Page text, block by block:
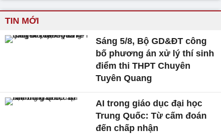
TIN MỚI
Sáng 5/8, Bộ GD&ĐT công
bố phương án xử lý thí sinh
điểm thi THPT Chuyên
Tuyên Quang
AI trong giáo dục đại học
Trung Quốc: Từ cấm đoán
đến chấp nhận